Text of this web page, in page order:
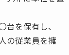
台を保有し、
の従業員を擁